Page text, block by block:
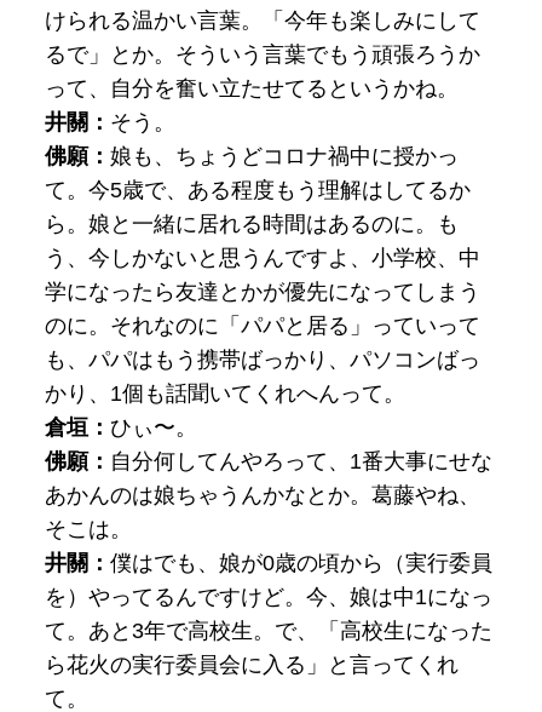
けられる温かい言葉。「今年も楽しみにして
るで」とか。そういう言葉でもう頑張ろうか
って、自分を奮い立たせてるというかね。
井關： そう。
佛願：娘も、ちょうどコロナ禍中に授かっ
て。今5歳で、ある程度もう理解はしてるか
ら。娘と一緒に居れる時間はあるのに。も
う、今しかないと思うんですよ、小学校、中
学になったら友達とかが優先になってしまう
のに。それなのに「パパと居る」っていって
も、パパはもう携帯ばっかり、パソコンばっ
かり、1個も話聞いてくれへんって。
倉垣：ひぃ〜。
佛願： 自分何してんやろって、1番大事にせな
あかんのは娘ちゃうんかなとか。葛藤やね、
そこは。
井關：僕はでも、娘が0歳の頃から（実行委員
を）やってるんですけど。今、娘は中1になっ
て。あと3年で高校生。で、「高校生になった
ら花火の実行委員会に入る」と言ってくれ
て。